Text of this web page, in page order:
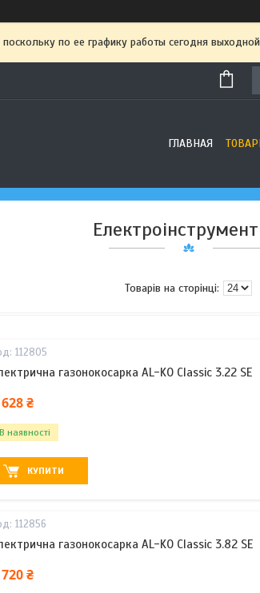
по ее графику работы сегодня
ГЛАВНАЯ
112805
газонокосарка AL-KO Classic 3.22 SE
₴
В наявності
КУПИТИ
112856
газонокосарка AL-KO Classic 3.82 SE
₴